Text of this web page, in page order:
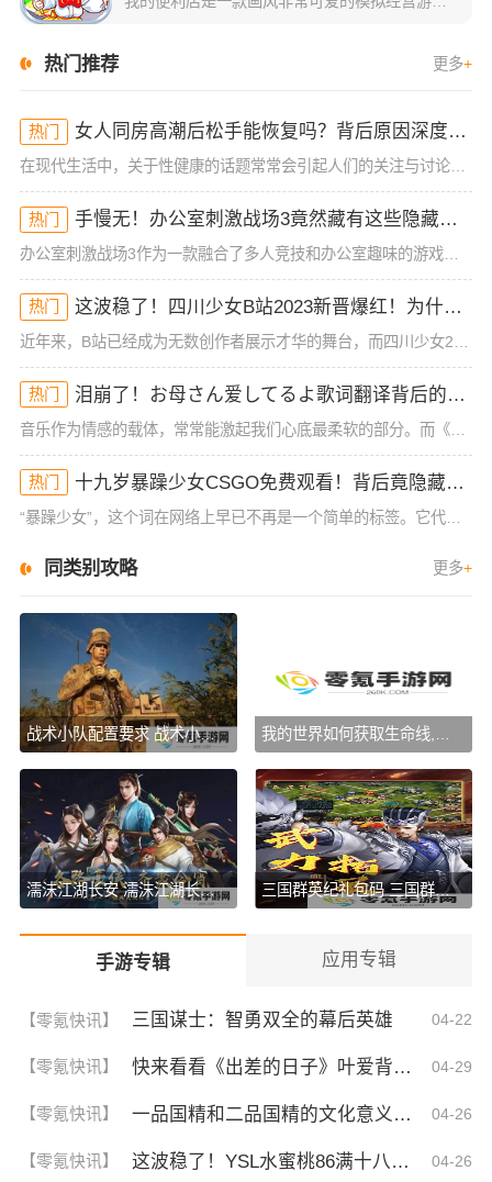
热门推荐 更多+
热门 女人同房高潮后松手能恢复吗？背后原因深度分析！
在现代生活中，关于性健康的话题常常会引起人们的关注与讨论，尤其是女性在同房时的体验与生理反应。很多女性可能在性生活中经历过高潮后的松手现象，但有时候会担心这种状态是否能恢复。今天，我们就来深入探讨一下
热门 手慢无！办公室刺激战场3竟然藏有这些隐藏技巧！谁懂啊
办公室刺激战场3作为一款融合了多人竞技和办公室趣味的游戏，一直以来都吸引着大批玩家的热烈关注。然而，很多玩家在初入这款游戏时，常常会被复杂的操作和激烈的竞争环境所困扰，尤其是如何在短短的游戏时间里获得
热门 这波稳了！四川少女B站2023新晋爆红！为什么她的内容这么吸睛？
热门 泪崩了！お母さん爱してるよ歌词翻译背后的深情秘密！你可能从未注意到的细节
热门 十九岁暴躁少女CSGO免费观看！背后竟隐藏着这些真相！
“暴躁少女”，这个词在网络上早已不再是一个简单的标签。它代表了年轻一代复杂的情感状态和心理表现。对于很多十九岁的少女来说，成长过程中充满了压力和挑战。而最近，一位十九岁暴躁少女在CSGO游戏中的表现引
同类别攻略 更多+
战术小队配置要求 战术小队(SQUAD最低)配置要求一览及优化设置
濡沫江湖长安 濡沫江湖长安主线(支线)任务全攻略 三国群英纪礼包码 三国群英纪(最新)礼包码大全分享
手游专辑 应用专辑
【零氪快讯】 三国谋士：智勇双全的幕后英雄 04-22
【零氪快讯】 快来看看《出差的日子》叶爱背后的深刻故事！竟然让人泪崩的原因 04-29
【零氪快讯】 一品国精和二品国精的文化意义！为何他们如此独特？你绝对不知道的深层背景 04-26
【零氪快讯】 这波稳了！YSL水蜜桃86满十八和88区别，背后暗藏的秘密你知道吗？ 04-26